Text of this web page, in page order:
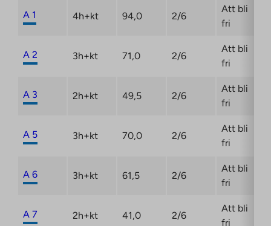
tab
A 1 4h+kt 94,0 2/6
Att bli
fri
A 2 3h+kt 71,0 2/6
Att bli
fri
A 3 2h+kt 49,5 2/6
Att bli
fri
A 5 3h+kt 70,0 2/6
Att bli
fri
A 6 3h+kt 61,5 2/6
Att bli
fri
A 7 2h+kt 41,0 2/6
Att bli
fri